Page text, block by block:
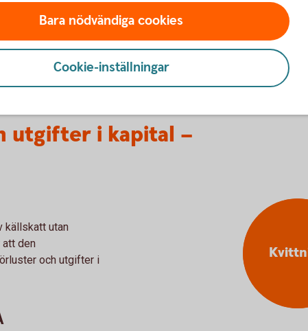
utgifter i kapital –
källskatt utan
den
och utgifter i
Bara nödvändiga cookies
Cookie-inställningar